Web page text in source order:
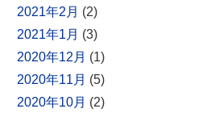
2021年2月 (2)
2021年1月 (3)
2020年12月 (1)
2020年11月 (5)
2020年10月 (2)